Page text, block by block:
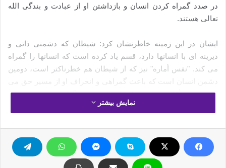
در صدد گمراه کردن انسان و بازداشتن او از عبادت و بندگی الله
تعالی هستند.
ایشان در این زمینه خاطرنشان کرد: شیطان که دشمنی ذاتی و
دیرینه ای با انسانها دارد، قسم یاد کرده است که انسانها را گمراه
می کند. "نفس أماره" نیز که از شیطان هم خطرناکتر است، دومین
دشمن انسان است که باعث گمراهی و انحراف او از مسیر حق می
شود. نفس أمّاره به کثرت انسان را به سوی گناه و معصیت دعوت
می دهد و با انجام کارهای نیک و طاعت پروردگار مخالفت می کند.
مولانا عبدالحمید ادامه داد: سومین دشمن انسان، "دنیا و زیبایی‏های
آن" است؛ دنیایی که هزاران نفر را با زرق و برق، و امکانات و پست و
مقام و زیبایی های خود فریب داده و راهی جهنم نموده است. دنیا با
نمایش بیشتر